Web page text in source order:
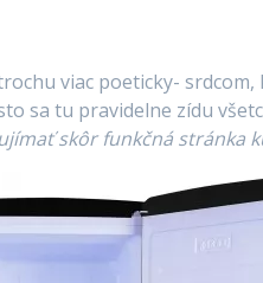
viac poeticky-
sa tu pravidelne zídu
skôr funkčná stránka